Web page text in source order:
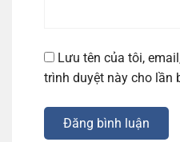
Lưu tên của tôi,
trình duyệt này cho lần
Đăng bình luận